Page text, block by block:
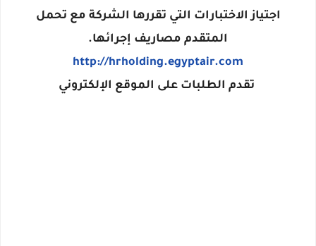
اجتياز الاختبارات التي تقررها الشركة مع تحمل
المتقدم مصاريف إجرائها.
http://hrholding.egyptair.com
تقدم الطلبات على الموقع الإلكتروني